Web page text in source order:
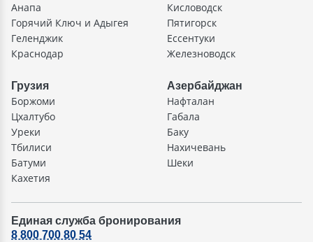
Анапа
Горячий Ключ и Адыгея
Геленджик
Краснодар
Кисловодск
Пятигорск
Ессентуки
Железноводск
Грузия
Боржоми
Цхалтубо
Уреки
Тбилиси
Батуми
Кахетия
Азербайджан
Нафталан
Габала
Баку
Нахичевань
Шеки
Единая служба бронирования
8 800 700 80 54